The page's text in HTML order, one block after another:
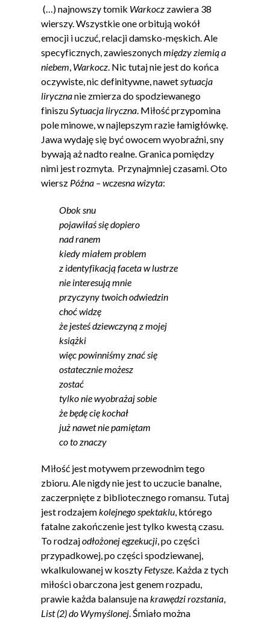
(…) najnowszy tomik Warkocz zawiera 38
wierszy. Wszystkie one orbitują wokół
emocji i uczuć, relacji damsko-męskich. Ale
specyficznych, zawieszonychmiędzy ziemią a
niebem, Warkocz. Nic tutaj nie jest do końca
oczywiste, nic definitywne, nawetsytuacja
lirycznanie zmierza do spodziewanego
finiszuSytuacja liryczna. Miłość przypomina
pole minowe, w najlepszym razie łamigłówkę.
Jawa wydaję się być owocem wyobraźni, sny
bywają aż nadto realne. Granica pomiędzy
nimi jest rozmyta. Przynajmniej czasami. Oto
wiersz Późna – wczesna wizyta:
Obok snu
pojawiłaś się dopiero
nad ranem
kiedy miałem problem
z identyfikacją faceta w lustrze
nie interesują mnie
przyczyny twoich odwiedzin
choć widzę
że jesteś dziewczyną z mojej
książki
więc powinniśmy znać się
ostatecznie możesz
zostać
tylko nie wyobrażaj sobie
że będę cię kochał
już nawet nie pamiętam
co to znaczy
Miłość jest motywem przewodnim tego
zbioru. Ale nigdy nie jest to uczucie banalne,
zaczerpnięte z bibliotecznego romansu. Tutaj
jest rodzajemkolejnego spektaklu, którego
fatalne zakończenie jest tylko kwestą czasu.
To rodzajodłożonej egzekucji, po części
przypadkowej, po części spodziewanej,
wkalkulowanej w koszty Fetysze. Każda z tych
miłości obarczona jest genem rozpadu,
prawie każda balansuje nakrawędzi rozstania,
List (2) do Wymyślonej. Śmiało można